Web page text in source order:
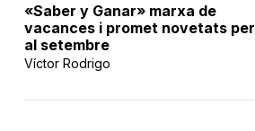
«Saber y Ganar» marxa de
vacances i promet novetats per
al setembre
Víctor Rodrigo